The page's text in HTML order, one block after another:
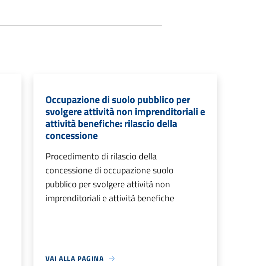
Occupazione di suolo pubblico per
svolgere attività non imprenditoriali e
attività benefiche: rilascio della
concessione
Procedimento di rilascio della
concessione di occupazione suolo
pubblico per svolgere attività non
imprenditoriali e attività benefiche
VAI ALLA PAGINA